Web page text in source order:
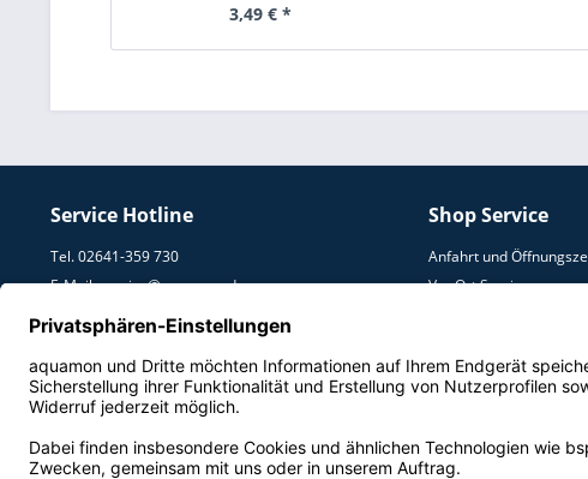
3,49 € *
Service Hotline
Tel. 02641-359 730
E-Mail:service@aquamon.de
Shop Service
Anfahrt und
Vor Ort Service